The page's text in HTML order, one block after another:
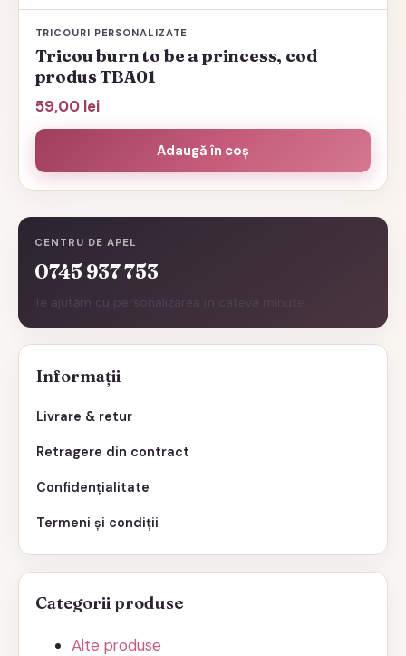
CENTRU DE APEL
0745 937 753
Te ajutăm cu personalizarea în câteva minute.
Informații
Livrare & retur
Retragere din contract
Confidențialitate
Termeni și condiții
Categorii produse
Alte produse
TRICOURI PERSONALIZATE
Tricou burn to be a princess, cod
produs TBA01
59,00 lei
Adaugă în coș